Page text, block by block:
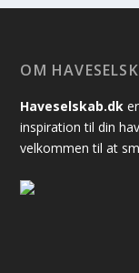
OM
Haveselskab.dk
inspiration til din
velkommen til at